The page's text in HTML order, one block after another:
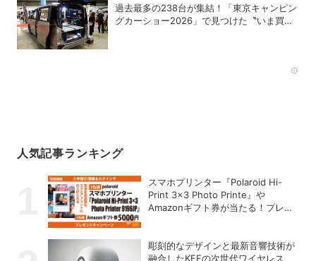
過去最多の238台が集結！「東京キャンピン
グカーショー2026」で見つけた〝いま買う
人気記事ランキング
スマホプリンター『Polaroid Hi-
Print 3×3 Photo Printe』や
Amazonギフト券が当たる！プレゼ
彫刻的なデザインと最新音響技術が
融合したKEFの次世代ワイヤレス